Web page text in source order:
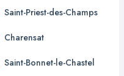
Saint-Priest-des-Champs
Charensat
Saint-Bonnet-le-Chastel